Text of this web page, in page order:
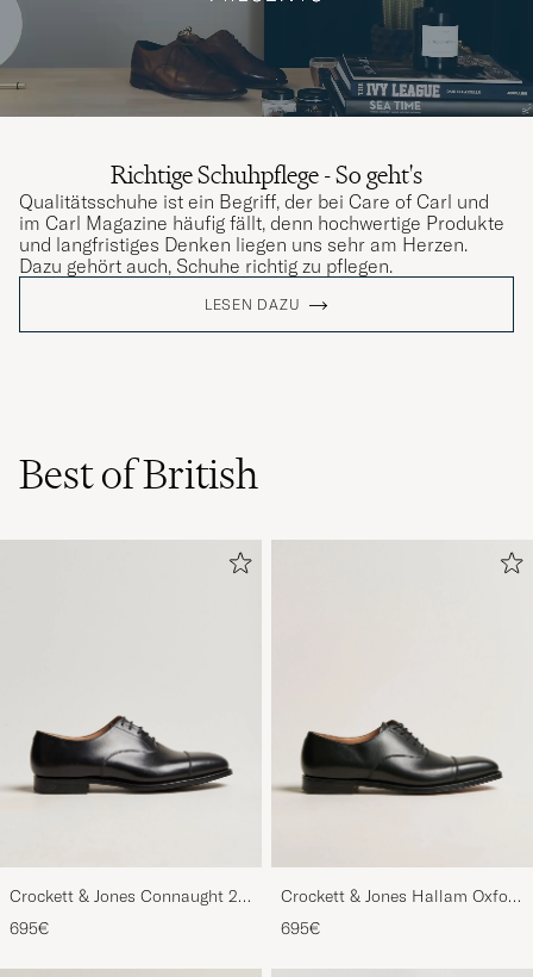
Richtige Schuhpflege - So geht's
Qualitätsschuhe ist ein Begriff, der bei Care of Carl und
im Carl Magazine häufig fällt, denn hochwertige Produkte
und langfristiges Denken liegen uns sehr am Herzen.
Dazu gehört auch, Schuhe richtig zu pflegen.
LESEN DAZU
Best of British
Crockett & Jones Connaught 2
City Sole Black Calf
695€
Crockett & Jones Hallam Oxford
Black Calf
695€